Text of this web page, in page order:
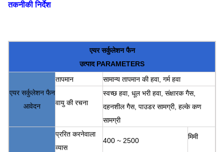
तकनीकी निर्देश
एयर सर्कुलेशन फैन
उत्पाद PARAMETERS
एयर सर्कुलेशन फैन
आवेदन
तापमान सामान्य तापमान की हवा, गर्म हवा
वायु की रचना
स्वच्छ हवा, धूल भरी हवा, संक्षारक गैस,
दहनशील गैस, पाउडर सामग्री, हल्के कण
सामग्री
प्ररित करनेवाला
व्यास
400 ~ 2500 मिमी